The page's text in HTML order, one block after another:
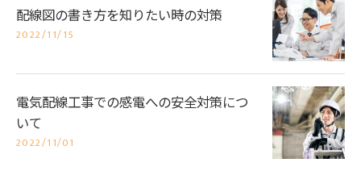
配線図の書き方を知りたい時の対策
2022/11/15
電気配線工事での感電への安全対策につ
いて
2022/11/01